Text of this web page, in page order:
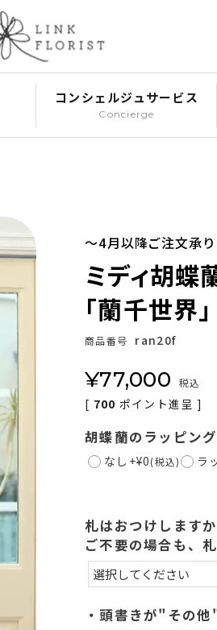
コンシェルジュサービス
Concierge
～4月以降ご注文承り
ミディ胡蝶
「蘭千世界」
商品番号 ran20f
¥77,000 税込
[ 700 ポイント進呈 ]
胡蝶蘭のラッピング
なし +¥0 税込 ラ
札はおつけします
ご不要の場合も、
・頭書きが"その他